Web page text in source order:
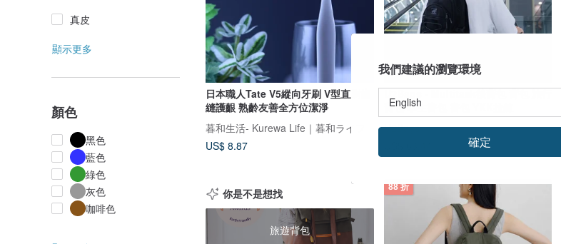
真皮
顯示更多
顏色
黑色
藍色
綠色
灰色
咖啡色
日本職人Tate V5縱向牙刷 V型直刷齒
縫護齦 熟齡友善全方位潔淨
暮和生活- Kurewa Life｜暮和ライフ
US$ 8.87
背包 學生書包 書包 YKK拉鍊
U2Bags
US$ 79.29
你是不是想找
旅遊背包
88 折
我們建議的瀏覽環境
確定